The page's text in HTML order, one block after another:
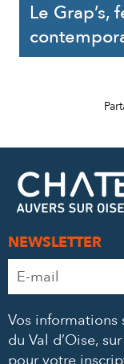
Le Grap’s,
NEWSLETTER
Adresse
e-
*
Vos
du Val d’Oise,